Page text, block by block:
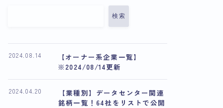
検索
【オーナー系企業一覧】
※2024/08/14更新
2024.08.14
【業種別】データセンター関連
銘柄一覧！64社をリストで公開
2024.04.20